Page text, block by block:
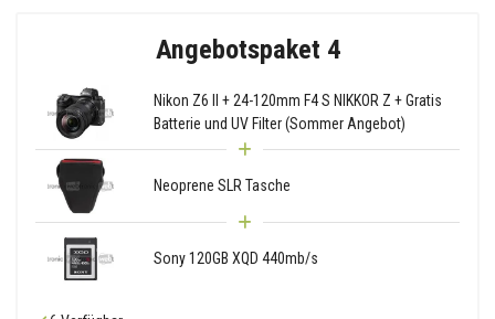
Angebotspaket 4
Nikon Z6 II + 24-120mm F4 S NIKKOR Z + Gratis
Batterie und UV Filter (Sommer Angebot)
Neoprene SLR Tasche
Sony 120GB XQD 440mb/s